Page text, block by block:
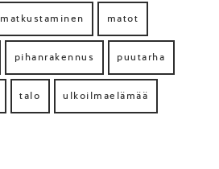
matkustaminen matot
pihanrakennus puutarha
talo ulkoilmaelämää